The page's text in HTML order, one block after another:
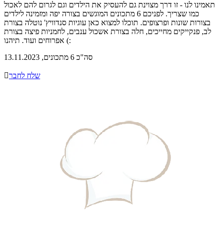
תאמינו לנו - זו דרך מצוינת גם להעסיק את הילדים וגם לגרום להם לאכול
כמו שצריך. לפניכם 6 מתכונים המוגשים בצורה יפה ומזמינה לילדים
בצורות שונות ופרצופים. תוכלו למצוא כאן עוגיות סנדוויץ' נוטלה בצורת
לב, פנקייקים מחייכים, חלה בצורת אשכול ענבים, לחמניות פיצה בצורת
אפרוחים ועוד. תיהנו (:
סה"כ 6 מתכונים, 13.11.2023
שלח לחבר